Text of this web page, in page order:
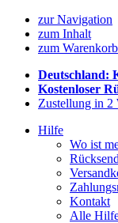
zur Navigation
zum Inhalt
zum Warenkorb
Deutschland:
Kostenloser
Zustellung in 2
Hilfe
Wo ist
Kontakt
Alle